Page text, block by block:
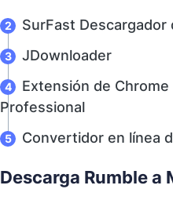
SurFast Descargador
JDownloader
Extensión de
Professional
Convertidor en línea
Descarga Rumble a